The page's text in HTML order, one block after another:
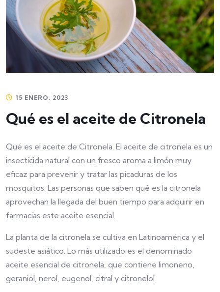
15 ENERO, 2023
Qué es el aceite de Citronela
Qué es el aceite de Citronela. El aceite de citronela es un
insecticida natural con un fresco aroma a limón muy
eficaz para prevenir y tratar las picaduras de los
mosquitos. Las personas que saben qué es la citronela
aprovechan la llegada del buen tiempo para adquirir en
farmacias este aceite esencial.
La planta de la citronela se cultiva en Latinoamérica y el
sudeste asiático. Lo más utilizado es el denominado
aceite esencial de citronela, que contiene limoneno,
geraniol, nerol, eugenol, citral y citronelol.